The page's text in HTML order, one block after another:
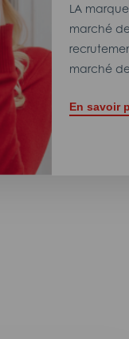
LA
marché
marché
En savoir